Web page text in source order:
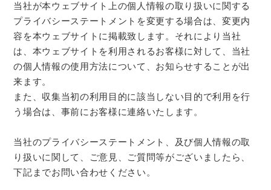
当社が本ウェブサイト上の個人情報の取り扱いに関する
プライバシーステートメントを変更する場合は、変更内
容を本ウェブサイトに掲載致します。それにより当社
は、本ウェブサイトを利用されるお客様に対して、当社
の個人情報の使用方法について、お知らせすることが出
来ます。
また、収集当初の利用目的に該当しない目的で利用を行
う場合は、事前にお客様に連絡いたします。
当社のプライバシーステートメント、及び個人情報の取
り扱いに関して、ご意見、ご質問等がございましたら、
下記までお問い合わせください。